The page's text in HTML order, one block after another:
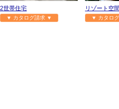
2世帯住宅
▼ カタログ請求 ▼
リゾート空
▼ カタロ